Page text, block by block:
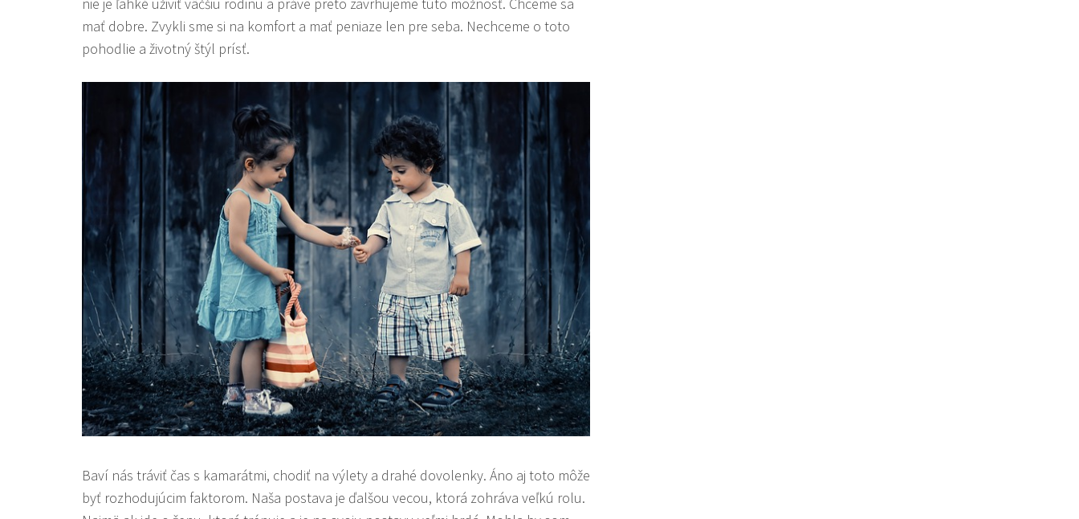
mať dobre. Zvykli sme si na komfort a mať peniaze len pre seba. Nechceme o toto
pohodlie a životný štýl prísť.
Baví nás tráviť čas s kamarátmi, chodiť na výlety a drahé dovolenky. Áno aj toto môže
byť rozhodujúcim faktorom. Naša postava je ďalšou vecou, ktorá zohráva veľkú rolu.